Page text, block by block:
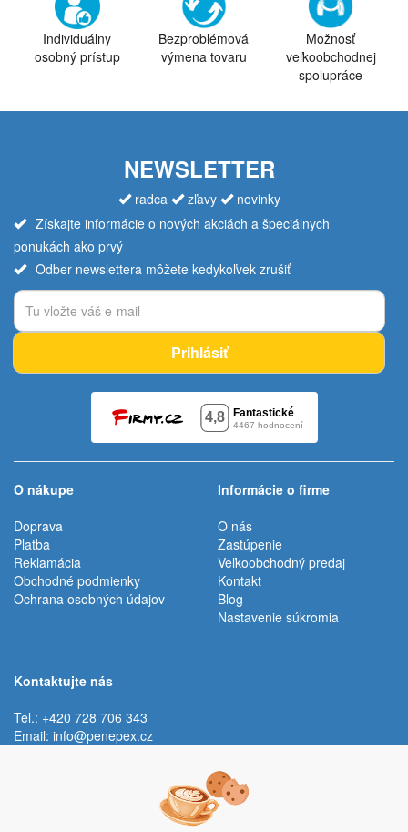
Individuálny
osobný prístup
Bezproblémová
výmena tovaru
Možnosť
veľkoobchodnej
spolupráce
NEWSLETTER
radca zľavy
novinky
Získajte informácie o nových akciách a špeciálnych
ponukách ako prvý
Odber newslettera môžete kedykoľvek zrušiť
Prihlásiť
O nákupe
Doprava
Platba
Reklamácia
Obchodné podmienky
Ochrana osobných údajov
Informácie o firme
O nás
Zastúpenie
Veľkoobchodný predaj
Kontakt
Blog
Nastavenie súkromia
Kontaktujte nás
Tel.: +420 728 706 343
Email: info@penepex.cz
Trávník 2076, 686 03 Staré Město